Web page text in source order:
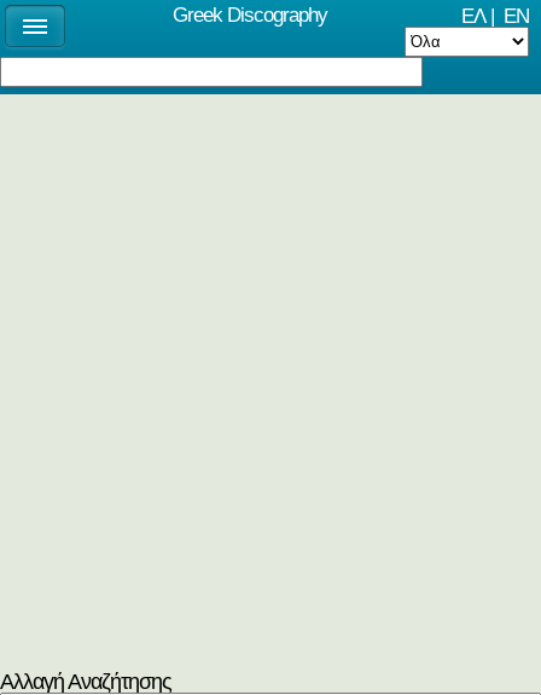
ΕΛ| EN
Αλλαγή Αναζήτησης
Greek Discography